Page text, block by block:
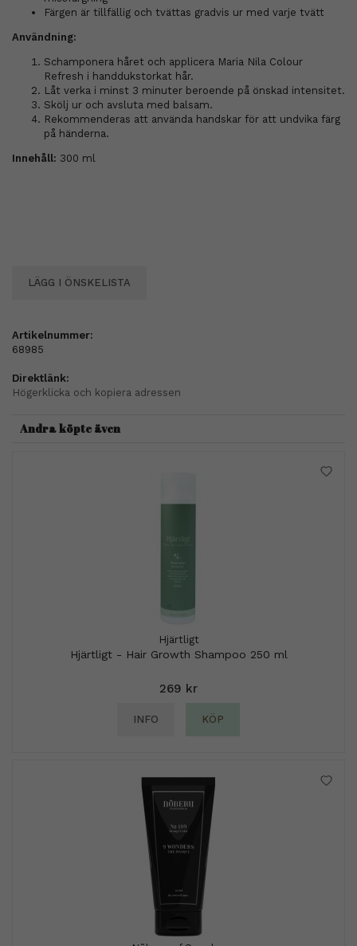
Färgen är tillfällig och tvättas gradvis ur med varje tvätt
Användning:
Schamponera håret och applicera Maria Nila Colour
Refresh i handdukstorkat hår.
Låt verka i minst 3 minuter beroende på önskad intensitet.
Skölj ur och avsluta med balsam.
Rekommenderas att använda handskar för att undvika färg
på händerna.
Innehåll: 300 ml
LÄGG I ÖNSKELISTA
Artikelnummer:
68985
Direktlänk:
Högerklicka och kopiera adressen
Andra köpte även
Hjärtligt
Hjärtligt - Hair Growth Shampoo 250 ml
269 kr
INFO KÖP